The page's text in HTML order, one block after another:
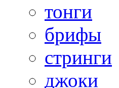
тонги
брифы
стринги
джоки